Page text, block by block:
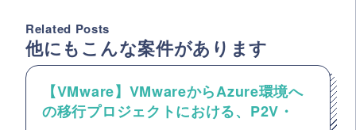
Related Posts
他にもこんな案件があります
【VMware】VMwareからAzure環境へ
の移行プロジェクトにおける、P2V・